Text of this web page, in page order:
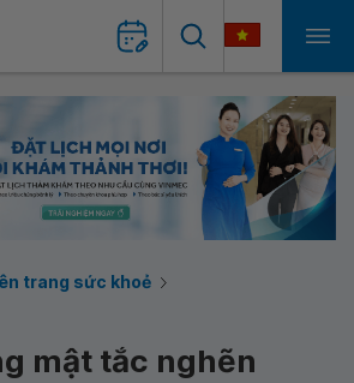
trang sức khoẻ
mật tắc nghẽn